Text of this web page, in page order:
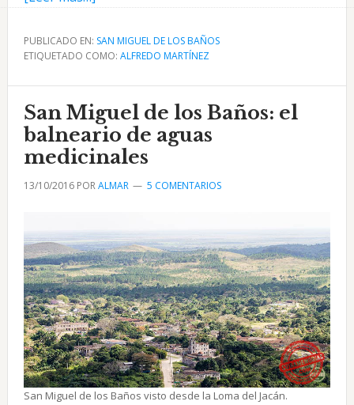
Poema
A
Quedan
(A
San
Miguel
de
PUBLICADO EN: SAN MIGUEL DE LOS BAÑOS
ETIQUETADO COMO: ALFREDO MARTÍNEZ
San Miguel de los Baños: el
balneario de aguas
medicinales
13/10/2016PORALMAR 5 COMENTARIOS
San Miguel de los Baños visto desde la Loma del Jacán.